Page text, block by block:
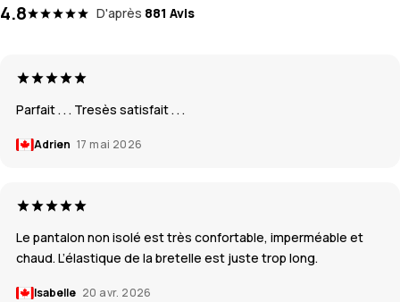
4.8 D'après 881 Avis
Parfait . . . Tresès satisfait . . .
Adrien 17 mai 2026
Le pantalon non isolé est très confortable, imperméable et
chaud. L’élastique de la bretelle est juste trop long.
Isabelle 20 avr. 2026